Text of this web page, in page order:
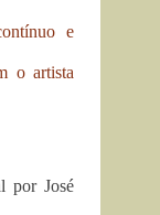
e
o artista
por José